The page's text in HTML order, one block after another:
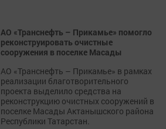
АО «Транснефть – Прикамье» помогло
реконструировать очистные
сооружения в поселке Масады
АО «Транснефть – Прикамье» в рамках
реализации благотворительного
проекта выделило средства на
реконструкцию очистных сооружений в
поселке Масады Актанышского района
Республики Татарстан.